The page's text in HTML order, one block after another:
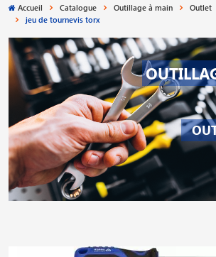
Accueil Catalogue Outillage à main Outlet
jeu de tournevis torx